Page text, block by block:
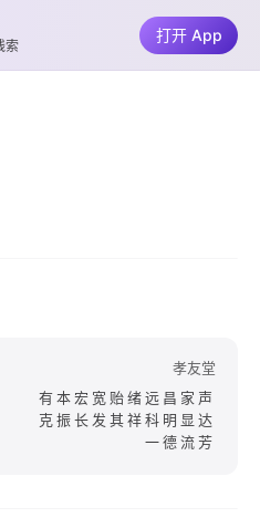
孝友堂
有本宏宽贻绪远昌家声
克振长发其祥科明显达
一德流芳
索
打开 App